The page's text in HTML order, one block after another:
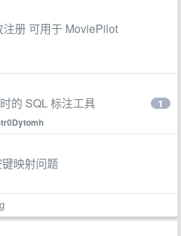
册 可用于 MoviePilot
的 SQL 标注工具 1
映射问题